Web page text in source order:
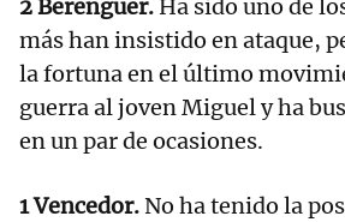
2 Berenguer. Ha sido uno de
más han insistido en ataque,
la fortuna en el último
guerra al joven Miguel y ha
en un par de ocasiones.
1 Vencedor. No ha tenido la